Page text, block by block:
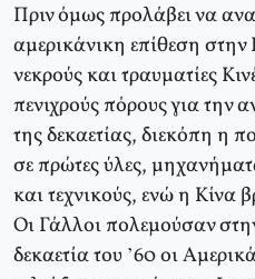
Πριν όμως προλάβει να
αμερικάνικη επίθεση
νεκρούς και τραυματίες
πενιχρούς πόρους για την
της δεκαετίας, διεκόπη η
σε πρώτες ύλες,
και τεχνικούς, ενώ η Κίνα
Οι Γάλλοι πολεμούσαν
δεκαετία του ’60 οι